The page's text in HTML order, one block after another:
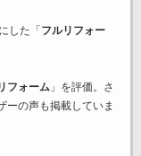
した「 フルリフォー
フォーム」を評価。さ
ーの声も掲載していま